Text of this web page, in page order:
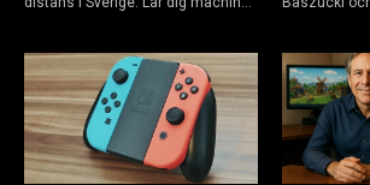
Guide för nybörjare och
yrkesverksamma som vill bygga…
användare
händer inför